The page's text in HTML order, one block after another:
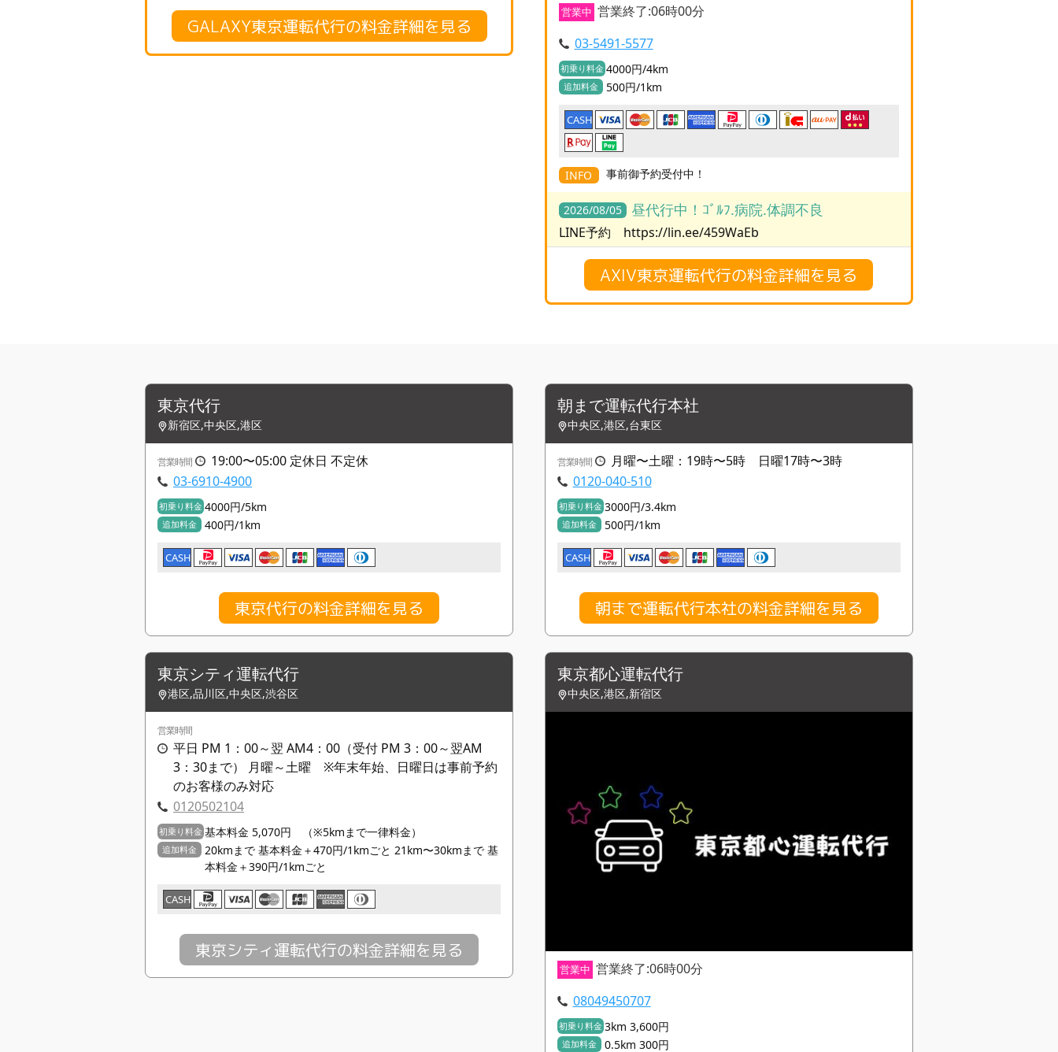
GALAXY東京運転代行の料金詳細を見る
営業中 営業終了:06時00分
03-5491-5577
初乗り料金 4000円/4km
追加料金 500円/1km
CASH
INFO 事前御予約受付中！
2026/08/05 昼代行中！ｺﾞﾙﾌ.病院.体調不良
LINE予約 https://lin.ee/459WaEb
AXIV東京運転代行の料金詳細を見る
東京代行
新宿区,中央区,港区
営業時間
19:00〜05:00 定休日 不定休
03-6910-4900
初乗り料金 4000円/5km
追加料金 400円/1km
CASH
東京代行の料金詳細を見る
朝まで運転代行本社
中央区,港区,台東区
営業時間
月曜〜土曜：19時〜5時 日曜17時〜3時
0120-040-510
初乗り料金 3000円/3.4km
追加料金 500円/1km
CASH
朝まで運転代行本社の料金詳細を見る
東京シティ運転代行
港区,品川区,中央区,渋谷区
営業時間
平日 PM 1：00～翌 AM4：00（受付 PM 3：00～翌AM
3：30まで） 月曜～土曜 ※年末年始、日曜日は事前予約
のお客様のみ対応
0120502104
初乗り料金 基本料金 5,070円 （※5kmまで一律料金）
追加料金
20kmまで 基本料金＋470円/1kmごと 21km〜30kmまで 基
本料金＋390円/1kmごと
CASH
東京シティ運転代行の料金詳細を見る
東京都心運転代行
中央区,港区,新宿区
営業中 営業終了:06時00分
08049450707
初乗り料金 3km 3,600円
追加料金 0.5km 300円